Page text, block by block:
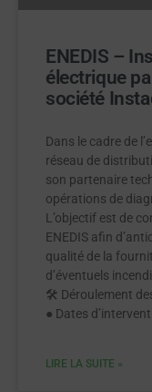
ENEDIS –
électrique
société
Dans le cadre de
réseau de
son partenaire
opérations de
L’objectif est de
ENEDIS afin
qualité de la
d’éventuels
🛠 Déroulement
● Dates
LIRE LA SUITE »